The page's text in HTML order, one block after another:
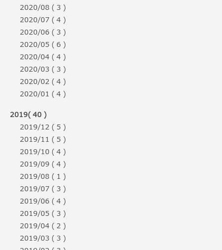
2020/08 ( 3 )
2020/07 ( 4 )
2020/06 ( 3 )
2020/05 ( 6 )
2020/04 ( 4 )
2020/03 ( 3 )
2020/02 ( 4 )
2020/01 ( 4 )
2019( 40 )
2019/12 ( 5 )
2019/11 ( 5 )
2019/10 ( 4 )
2019/09 ( 4 )
2019/08 ( 1 )
2019/07 ( 3 )
2019/06 ( 4 )
2019/05 ( 3 )
2019/04 ( 2 )
2019/03 ( 3 )